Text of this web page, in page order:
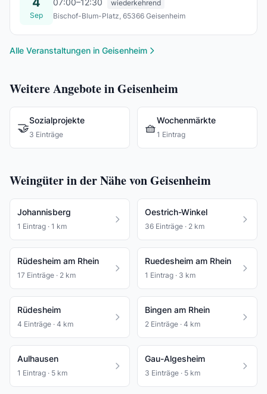
Sep
07:00–12:30
wiederkehrend
Bischof-Blum-Platz, 65366 Geisenheim
Alle Veranstaltungen in Geisenheim
Weitere Angebote in Geisenheim
🤝
Sozialprojekte
3 Einträge 🧺
Wochenmärkte
1 Eintrag
Weingüter in der Nähe von Geisenheim
Johannisberg
1 Eintrag · 1 km
Oestrich-Winkel
36 Einträge · 2 km
Rüdesheim am Rhein
17 Einträge · 2 km
Ruedesheim am Rhein
1 Eintrag · 3 km
Rüdesheim
4 Einträge · 4 km
Bingen am Rhein
2 Einträge · 4 km
Aulhausen
1 Eintrag · 5 km
Gau-Algesheim
3 Einträge · 5 km